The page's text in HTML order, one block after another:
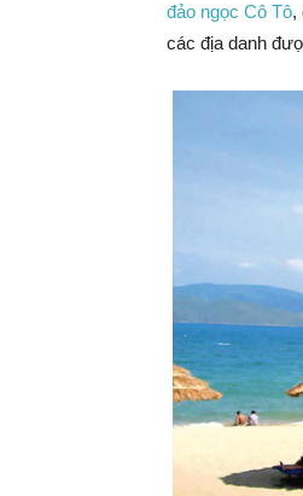
đảo ngọc Cô Tô,
các địa danh